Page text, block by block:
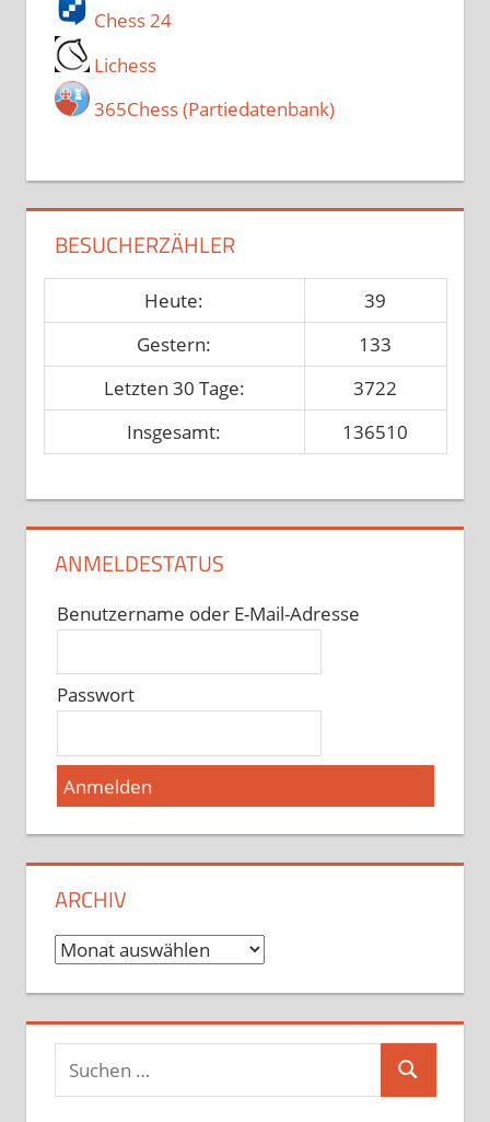
Chess 24
Lichess
365Chess (Partiedatenbank)
BESUCHERZÄHLER
Heute:
39
Gestern:
133
Letzten 30 Tage:
3722
Insgesamt:
136510
ANMELDESTATUS
Benutzername oder E-Mail-Adresse
Passwort
ARCHIV
Archiv
Suchen
Suchen